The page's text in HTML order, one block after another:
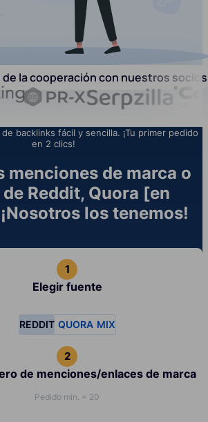
la cooperación con nuestros
backlinks fácil y sencilla. ¡Tu primer pedido
en 2 clics!
menciones de marca o
Reddit, Quora [en
los tenemos!
Elegir fuente
REDDIT QUORA MIX
de menciones/enlaces de marca
Pedido mín. = 20